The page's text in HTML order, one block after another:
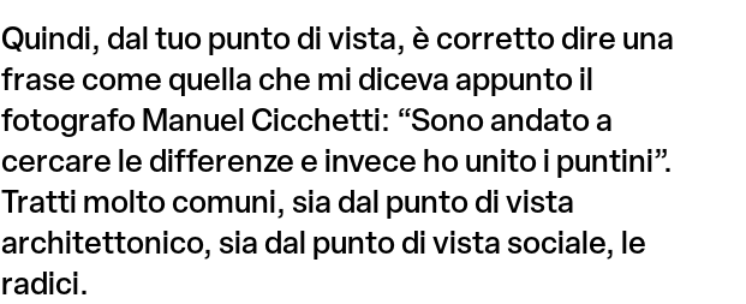
Quindi, dal tuo punto di vista, è corretto dire una
frase come quella che mi diceva appunto il
fotografo Manuel Cicchetti: “Sono andato a
cercare le differenze e invece ho unito i puntini”.
Tratti molto comuni, sia dal punto di vista
architettonico, sia dal punto di vista sociale, le
radici.